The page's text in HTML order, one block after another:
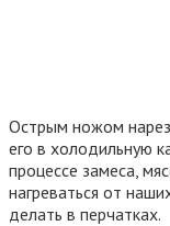
Острым ножом
его в холодильную
процессе замеса,
нагреваться от
делать в перчатках.